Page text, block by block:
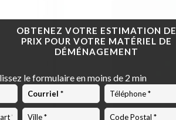
OBTENEZ VOTRE ESTIMATION DE
PRIX POUR VOTRE MATÉRIEL DE
DÉMÉNAGEMENT
le formulaire en moins de 2 min
Code